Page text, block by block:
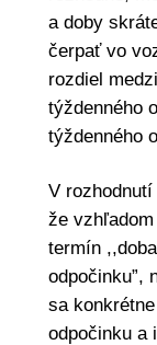
a doby
čerpať vo
rozdiel
týždenného
týždenného
V
že
termín
odpočinku”,
sa
odpočinku a